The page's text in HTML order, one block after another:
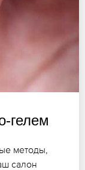
гелем
методы,
салон